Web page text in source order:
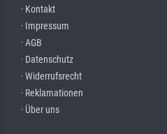
· Kontakt
· Impressum
· AGB
· Datenschutz
· Widerrufsrecht
· Reklamationen
· Über uns